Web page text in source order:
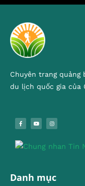
Chuyên trang
du lịch quốc gia của
Danh mục